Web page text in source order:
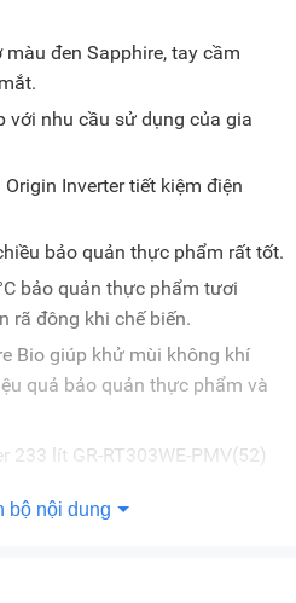
đen Sapphire, tay cầm
với nhu cầu sử dụng của gia
Inverter tiết kiệm điện
bảo quản thực phẩm rất tốt.
bảo quản thực phẩm tươi
rã đông khi chế biến.
Bio giúp khử mùi không khí
quả bảo quản thực phẩm và
233 lít GR-
bộ nội dung